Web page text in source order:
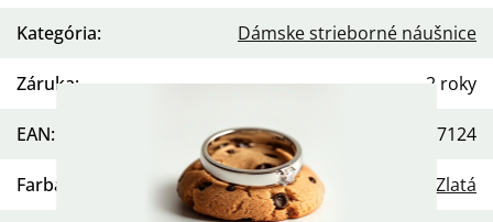
Kategória: Dámske strieborné náušnice
Záruka: 2 roky
EAN: 568754457124
Farba Zlatá